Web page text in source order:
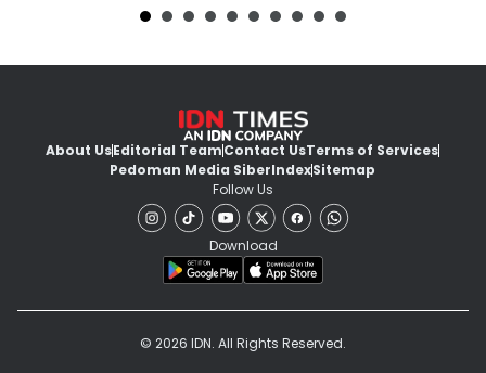
About UsEditorial TeamContact UsTerms of Services
Pedoman Media SiberIndexSitemap
Follow Us
Download
© 2026 IDN. All Rights Reserved.